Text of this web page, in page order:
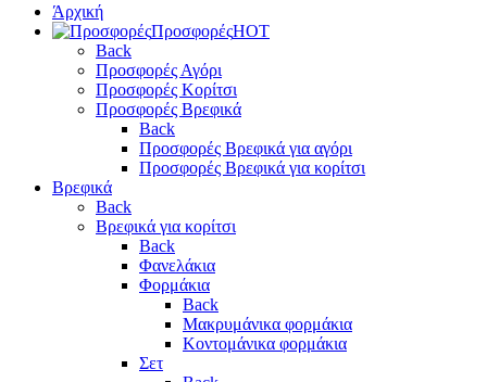
Άρχική
ΠροσφορέςHOT
Back
Προσφορές Αγόρι
Προσφορές Κορίτσι
Προσφορές Βρεφικά
Back
Προσφορές Βρεφικά για αγόρι
Προσφορές Βρεφικά για κορίτσι
Βρεφικά
Back
Βρεφικά για κορίτσι
Back
Φανελάκια
Φορμάκια
Back
Μακρυμάνικα φορμάκια
Κοντομάνικα φορμάκια
Σετ